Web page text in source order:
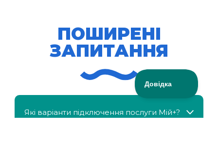
ПОШИРЕНІ
ЗАПИТАННЯ
Які варіанти підключення послуги Мій+?